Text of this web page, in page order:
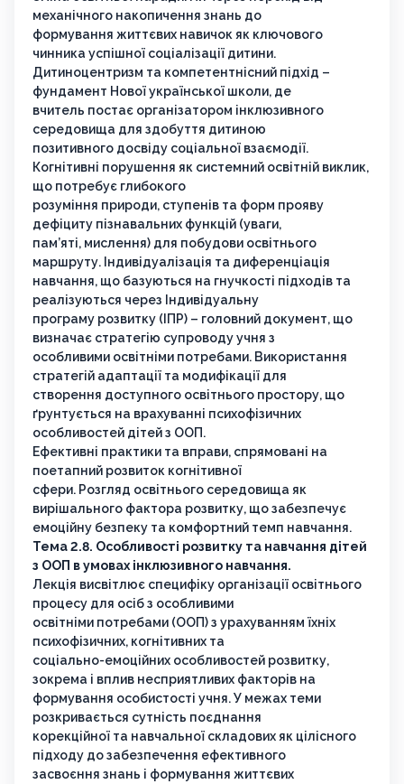
механічного накопичення знань до
формування життєвих навичок як ключового
чинника успішної соціалізації дитини.
Дитиноцентризм та компетентнісний підхід –
фундамент Нової української школи, де
вчитель постає організатором інклюзивного
середовища для здобуття дитиною
позитивного досвіду соціальної взаємодії.
Когнітивні порушення як системний освітній виклик,
що потребує глибокого
розуміння природи, ступенів та форм прояву
дефіциту пізнавальних функцій (уваги,
пам’яті, мислення) для побудови освітнього
маршруту. Індивідуалізація та диференціація
навчання, що базуються на гнучкості підходів та
реалізуються через Індивідуальну
програму розвитку (ІПР) – головний документ, що
визначає стратегію супроводу учня з
особливими освітніми потребами. Використання
стратегій адаптації та модифікації для
створення доступного освітнього простору, що
ґрунтується на врахуванні психофізичних
особливостей дітей з ООП.
Ефективні практики та вправи, спрямовані на
поетапний розвиток когнітивної
сфери. Розгляд освітнього середовища як
вирішального фактора розвитку, що забезпечує
емоційну безпеку та комфортний темп навчання.
Тема 2.8. Особливості розвитку та навчання дітей
з ООП в умовах інклюзивного навчання.
Лекція висвітлює специфіку організації освітнього
процесу для осіб з особливими
освітніми потребами (ООП) з урахуванням їхніх
психофізичних, когнітивних та
соціально-емоційних особливостей розвитку,
зокрема і вплив несприятливих факторів на
формування особистості учня. У межах теми
розкривається сутність поєднання
корекційної та навчальної складових як цілісного
підходу до забезпечення ефективного
засвоєння знань і формування життєвих